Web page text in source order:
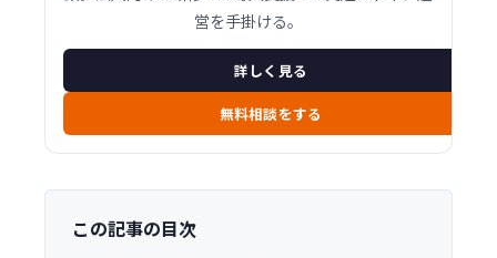
営を手掛ける。
詳しく見る
無料相談をする
この記事の目次